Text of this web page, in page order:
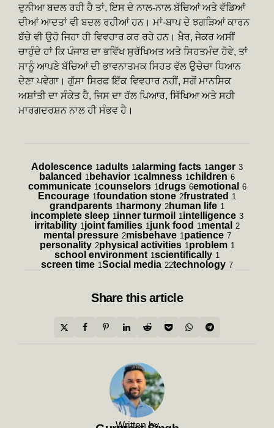
ਦੁਨੀਆ ਬਦਲ ਰਹੀ ਹੈ ਤਾਂ, ਇਸ ਦੇ ਨਾਲ-ਨਾਲ ਬੱਚਿਆਂ ਅਤੇ ਵੱਡਿਆਂ
ਦੀਆਂ ਆਦਤਾਂ ਵੀ ਬਦਲ ਰਹੀਆਂ ਹਨ। ਮਾਂ-ਬਾਪ ਦੇ ਝਗੜਿਆਂ ਕਾਰਨ
ਬੱਚੇ ਵੀ ਉਹੋ ਜਿਹਾ ਹੀ ਵਿਵਹਾਰ ਕਰ ਰਹੇ ਹਨ। ਖ਼ੈਰ, ਜੇਕਰ ਅਸੀਂ
ਚਾਹੁੰਦੇ ਹਾਂ ਕਿ ਪੰਜਾਬ ਦਾ ਭਵਿੱਖ ਸੁਰੱਖਿਅਤ ਅਤੇ ਸਿਹਤਮੰਦ ਹੋਵੇ, ਤਾਂ
ਸਾਨੂੰ ਆਪਣੇ ਬੱਚਿਆਂ ਦੀ ਭਾਵਨਾਤਮਕ ਸਿਹਤ ਵੱਲ ਉਚੇਚਾ ਧਿਆਨ
ਦੇਣਾ ਪਵੇਗਾ। ਗੁੱਸਾ ਸਿਰਫ਼ ਇੱਕ ਵਿਵਹਾਰ ਨਹੀਂ, ਸਗੋਂ ਮਾਨਸਿਕ
ਅਸ਼ਾਂਤੀ ਦਾ ਸੰਕੇਤ ਹੈ, ਜਿਸ ਦਾ ਹੱਲ ਪਿਆਰ, ਸਿੱਖਿਆ ਅਤੇ ਸਹੀ
ਮਾਰਗਦਰਸ਼ਨ ਨਾਲ ਹੀ ਸੰਭਵ ਹੈ।
Adolescence 1 adults 1 alarming facts 1 anger 3
balanced 1 behavior 1 calmness 1 children 6
communicate 1 counselors 1 drugs 6emotional 6
Encourage 1 foundation stone 2frustrated 1
grandparents 1 harmony 2 human life 1
incomplete sleep 1 inner turmoil 1 intelligence 3
irritability 1 joint families 1 junk food 1 mental 2
mental pressure 2misbehave 1 patience 7
personality 2physical activities 1 problem 1
school environment 1 scientifically 1
screen time 1 Social media 22technology 7
Share this article
Written by